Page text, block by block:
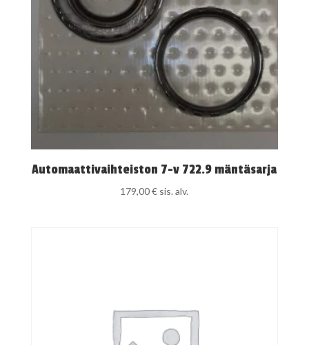
Automaattivaihteiston 7-v 722.9 mäntäsarja
179,00€ sis. alv.